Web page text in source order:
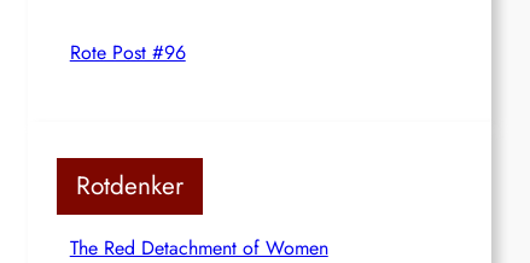
Rote Post #96
Rotdenker
The Red Detachment of Women